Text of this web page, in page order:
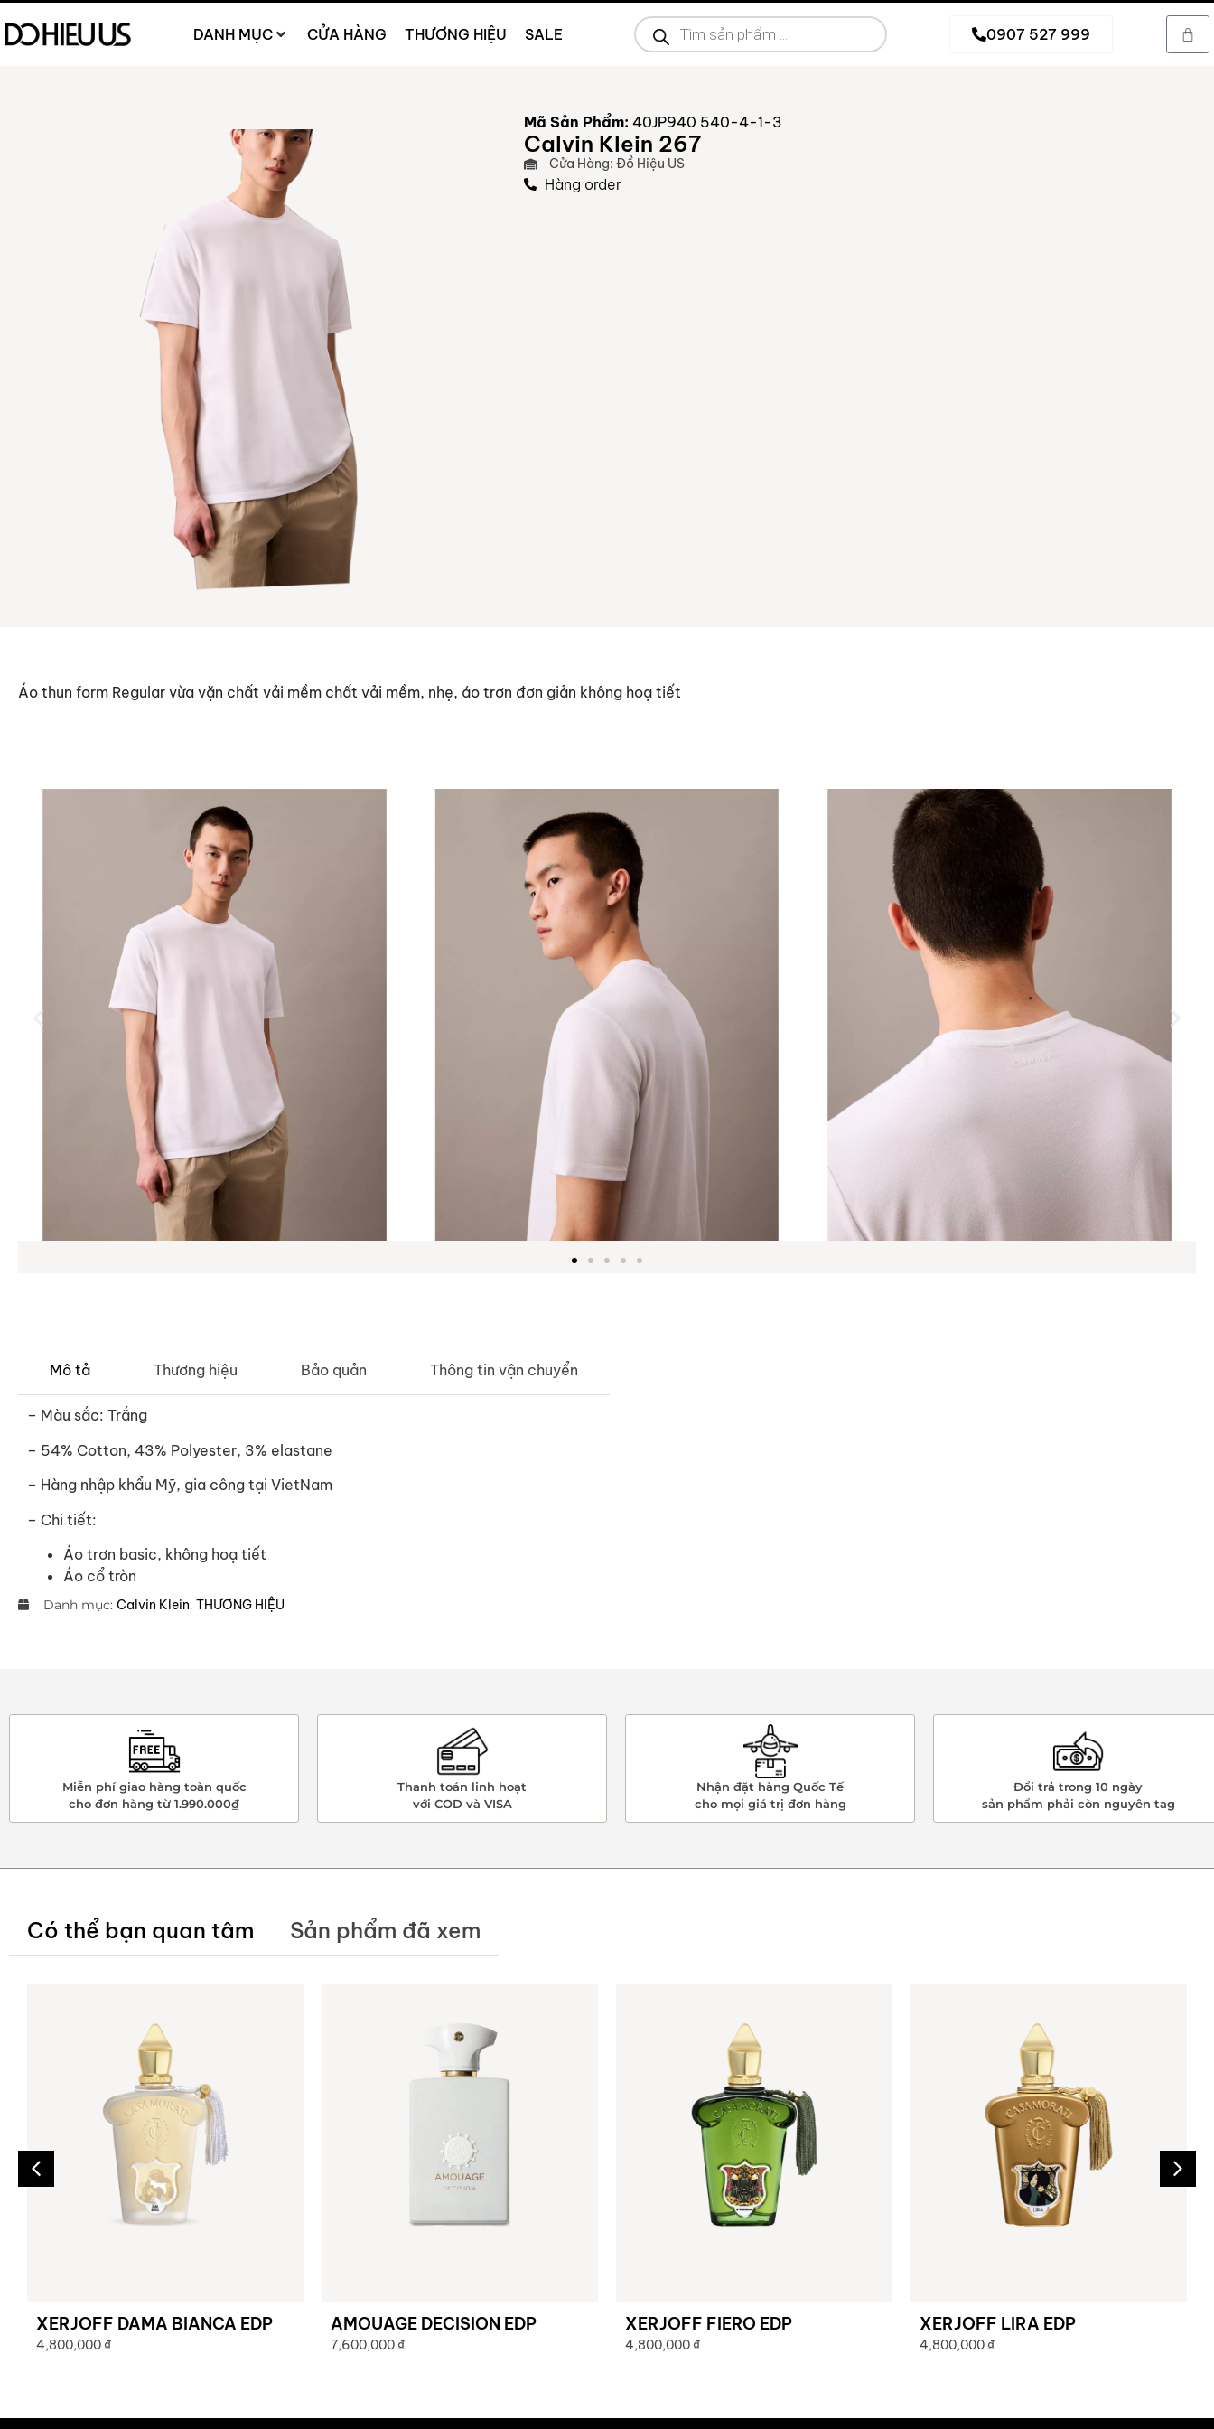
DANH MỤC CỬA HÀNG THƯƠNG HIỆU SALE 0907 527 999
Mã Sản Phẩm: 40JP940 540-4-1-3
Calvin Klein 267
Cửa Hàng: Đồ Hiệu US
Hàng order
Áo thun form Regular vừa vặn chất vải mềm chất vải mềm, nhẹ, áo trơn đơn giản không hoạ tiết
Mô tả Thương hiệu Bảo quản Thông tin vận chuyển
– Màu sắc: Trắng
– 54% Cotton, 43% Polyester, 3% elastane
– Hàng nhập khẩu Mỹ, gia công tại VietNam
– Chi tiết:
Áo trơn basic, không hoạ tiết
Áo cổ tròn
Danh mục: Calvin Klein, THƯƠNG HIỆU
Miễn phí giao hàng toàn quốc
cho đơn hàng từ 1.990.000₫
Thanh toán linh hoạt
với COD và VISA
Nhận đặt hàng Quốc Tế
cho mọi giá trị đơn hàng
Đổi trả trong 10 ngày
sản phẩm phải còn nguyên tag
Có thể bạn quan tâm Sản phẩm đã xem
XERJOFF DAMA BIANCA EDP
4,800,000 ₫
AMOUAGE DECISION EDP
7,600,000 ₫
XERJOFF FIERO EDP
4,800,000 ₫
XERJOFF LIRA EDP
4,800,000 ₫